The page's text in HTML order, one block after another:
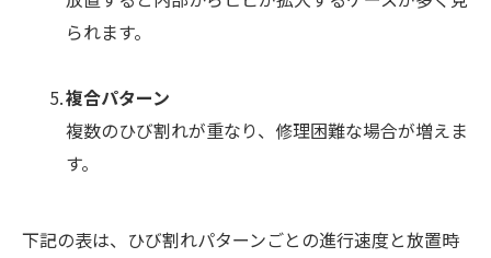
られます。
複合パターン
複数のひび割れが重なり、修理困難な場合が増えま
す。
下記の表は、ひび割れパターンごとの進行速度と放置時